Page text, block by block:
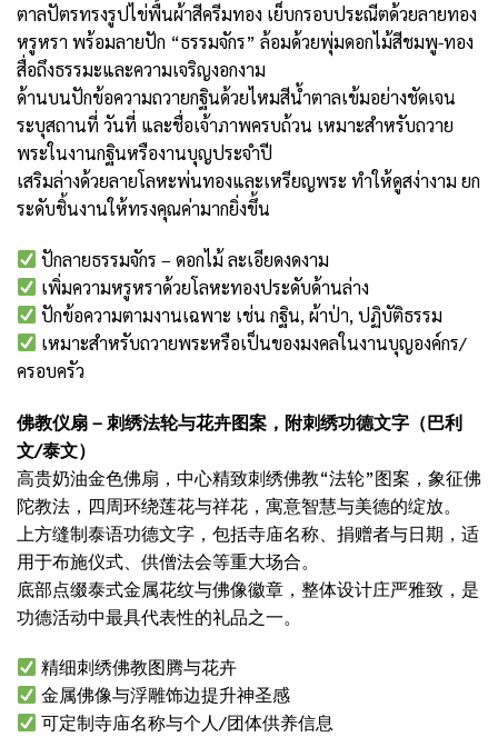
ตาลปัตรทรงรูปไข่พื้นผ้าสีครีมทอง เย็บกรอบประณีตด้วยลายทอง
หรูหรา พร้อมลายปัก “ธรรมจักร” ล้อมด้วยพุ่มดอกไม้สีชมพู-ทอง
สื่อถึงธรรมะและความเจริญงอกงาม
ด้านบนปักข้อความถวายกฐินด้วยไหมสีน้ำตาลเข้มอย่างชัดเจน
ระบุสถานที่ วันที่ และชื่อเจ้าภาพครบถ้วน เหมาะสำหรับถวาย
พระในงานกฐินหรืองานบุญประจำปี
เสริมล่างด้วยลายโลหะพ่นทองและเหรียญพระ ทำให้ดูสง่างาม ยก
ระดับชิ้นงานให้ทรงคุณค่ามากยิ่งขึ้น
ปักลายธรรมจักร – ดอกไม้ ละเอียดงดงาม
เพิ่มความหรูหราด้วยโลหะทองประดับด้านล่าง
ปักข้อความตามงานเฉพาะ เช่น กฐิน, ผ้าป่า, ปฏิบัติธรรม
เหมาะสำหรับถวายพระหรือเป็นของมงคลในงานบุญองค์กร/
ครอบครัว
佛教仪扇 – 刺绣法轮与花卉图案，附刺绣功德文字（巴利
文/泰文）
高贵奶油金色佛扇，中心精致刺绣佛教“法轮”图案，象征佛
陀教法，四周环绕莲花与祥花，寓意智慧与美德的绽放。
上方缝制泰语功德文字，包括寺庙名称、捐赠者与日期，适
用于布施仪式、供僧法会等重大场合。
底部点缀泰式金属花纹与佛像徽章，整体设计庄严雅致，是
功德活动中最具代表性的礼品之一。
精细刺绣佛教图腾与花卉
金属佛像与浮雕饰边提升神圣感
可定制寺庙名称与个人/团体供养信息